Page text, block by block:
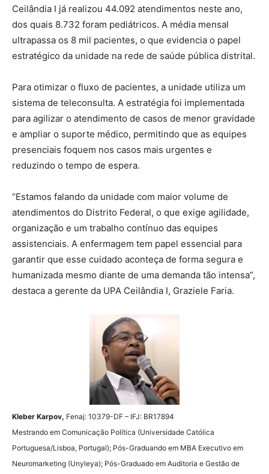
Ceilândia I já realizou 44.092 atendimentos neste ano,
dos quais 8.732 foram pediátricos. A média mensal
ultrapassa os 8 mil pacientes, o que evidencia o papel
estratégico da unidade na rede de saúde pública distrital.
Para otimizar o fluxo de pacientes, a unidade utiliza um
sistema de teleconsulta. A estratégia foi implementada
para agilizar o atendimento de casos de menor gravidade
e ampliar o suporte médico, permitindo que as equipes
presenciais foquem nos casos mais urgentes e
reduzindo o tempo de espera.
“Estamos falando da unidade com maior volume de
atendimentos do Distrito Federal, o que exige agilidade,
organização e um trabalho contínuo das equipes
assistenciais. A enfermagem tem papel essencial para
garantir que esse cuidado aconteça de forma segura e
humanizada mesmo diante de uma demanda tão intensa”,
destaca a gerente da UPA Ceilândia I, Graziele Faria.
Kleber Karpov, Fenaj: 10379-DF – IFJ: BR17894
Mestrando em Comunicação Política (Universidade Católica
Portuguesa/Lisboa, Portugal); Pós-Graduando em MBA Executivo em
Neuromarketing (Unyleya); Pós-Graduado em Auditoria e Gestão de